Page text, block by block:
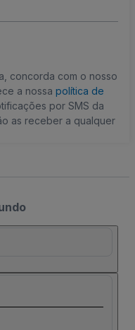
concorda com o nosso
a nossa política de
por SMS da
as receber a qualquer